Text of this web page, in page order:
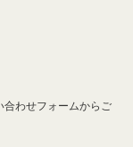
合わせフォームからご